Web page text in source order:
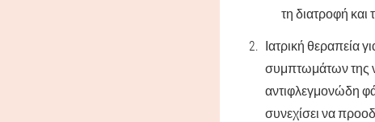
τη διατροφή
Ιατρική θεραπεία
συμπτωμάτων της
αντιφλεγμονώδη
συνεχίσει να